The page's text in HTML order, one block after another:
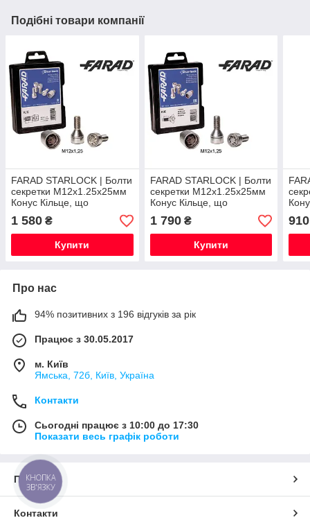
Подібні товари компанії
FARAD STARLOCK | Болти
секретки М12x1.25x25мм
Конус Кільце, що
обертається (Alfa Romeo,
Fiat, Lancia, Citroen,
Peugeot, Volvo,
1 580 ₴
Купити
FARAD STARLOCK | Болти
секретки М12x1.25x25мм
Конус Кільце, що
обертається (ВАЗ, ГАЗ,
Fiat, Lancia, Citroen,
Peugeot, Volvo) під
1 790₴
Купити
910
Про нас
94% позитивних з 196 відгуків за рік
Працює з 30.05.2017
м. Київ
Ямська, 72б, Київ, Україна
Контакти
Сьогодні працює з 10:00 до 17:30
Показати весь графік роботи
Про нас
Контакти
КНОПКА
ЗВ'ЯЗКУ